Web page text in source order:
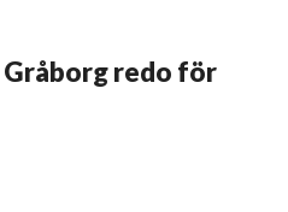
redo för